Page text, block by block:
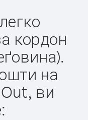
кордон
на
ви